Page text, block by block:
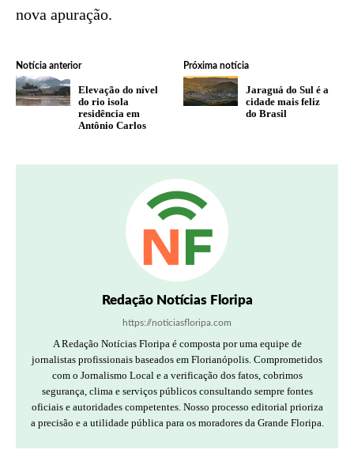
nova apuração.
Notícia anterior
Elevação do nível
do rio isola
residência em
Antônio Carlos
Próxima notícia
Jaraguá do Sul é a
cidade mais feliz
do Brasil
Redação Notícias Floripa
https://noticiasfloripa.com
A Redação Notícias Floripa é composta por uma equipe de
jornalistas profissionais baseados em Florianópolis. Comprometidos
com o Jornalismo Local e a verificação dos fatos, cobrimos
segurança, clima e serviços públicos consultando sempre fontes
oficiais e autoridades competentes. Nosso processo editorial prioriza
a precisão e a utilidade pública para os moradores da Grande Floripa.